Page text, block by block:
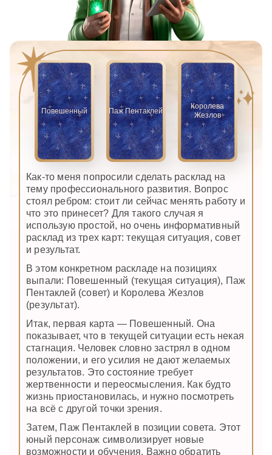
Повешенный Паж Пентаклей
Королева
Жезлов
Как-то меня попросили сделать расклад на
тему профессионального развития. Вопрос
стоял ребром: стоит ли сейчас менять работу и
что это принесет? Для такого случая я
использую простой, но очень информативный
расклад из трех карт: текущая ситуация, совет
и результат.
В этом конкретном раскладе на позициях
выпали: Повешенный (текущая ситуация), Паж
Пентаклей (совет) и Королева Жезлов
(результат).
Итак, первая карта — Повешенный. Она
показывает, что в текущей ситуации есть некая
стагнация. Человек словно застрял в одном
положении, и его усилия не дают желаемых
результатов. Это состояние требует
жертвенности и переосмысления. Как будто
жизнь приостановилась, и нужно посмотреть
на всё с другой точки зрения.
Затем, Паж Пентаклей в позиции совета. Этот
юный персонаж символизирует новые
возможности и обучения. Важно обратить